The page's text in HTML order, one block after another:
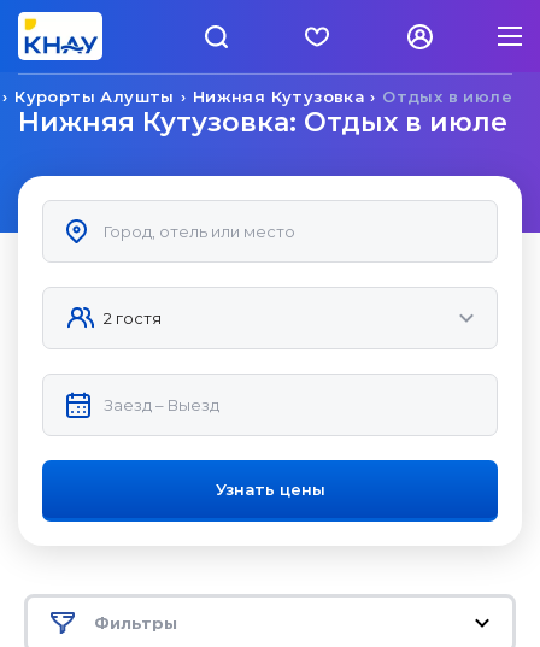
Отдых в июле
Нижняя Кутузовка
Курорты Алушты
Нижняя Кутузовка: Отдых в июле
Узнать цены
Фильтры